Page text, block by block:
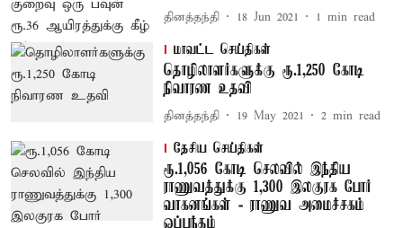
தினத்தந்தி 18 Jun 2021 1 min read
மாவட்ட செய்திகள்
தொழிலாளர்களுக்கு ரூ.1,250 கோடி
நிவாரண உதவி
தினத்தந்தி 19 May 2021 2 min read
தேசிய செய்திகள்
ரூ.1,056 கோடி செலவில் இந்திய
ராணுவத்துக்கு 1,300 இலகுரக போர்
வாகனங்கள் - ராணுவ அமைச்சகம்
ஒப்பந்தம்